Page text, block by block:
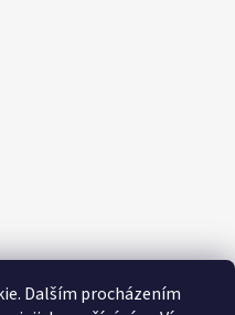
Dalším procházením